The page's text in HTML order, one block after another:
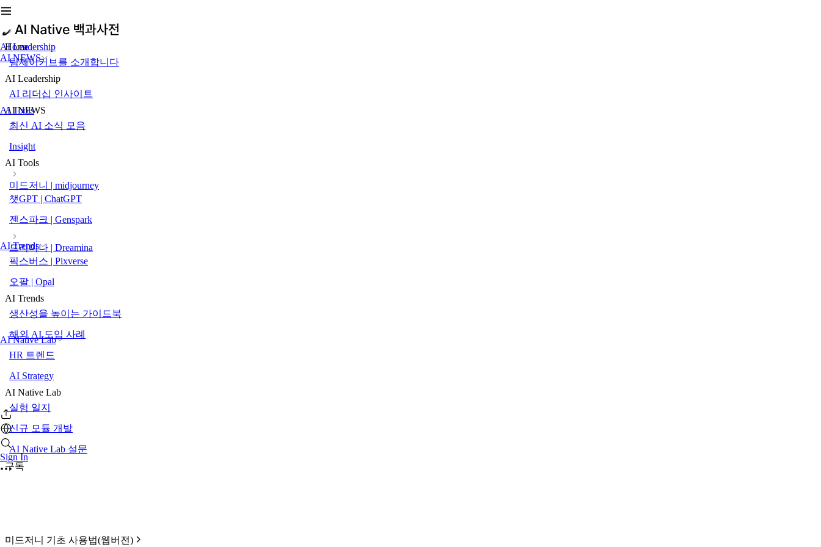
AI Leadership
AI NEWS
AI Tools
AI Trends
AI Native Lab
Sign In
Home
팀제이커브를 소개합니다
AI Leadership
AI 리더십 인사이트
AI NEWS
최신 AI 소식 모음
Insight
AI Tools
미드저니 | midjourney
챗GPT | ChatGPT
젠스파크 | Genspark
드리미나 | Dreamina
픽스버스 | Pixverse
오팔 | Opal
AI Trends
생산성을 높이는 가이드북
해외 AI 도입 사례
HR 트렌드
AI Strategy
AI Native Lab
실험 일지
신규 모듈 개발
AI Native Lab 설문
구독
미드저니 기초 사용법(웹버전)